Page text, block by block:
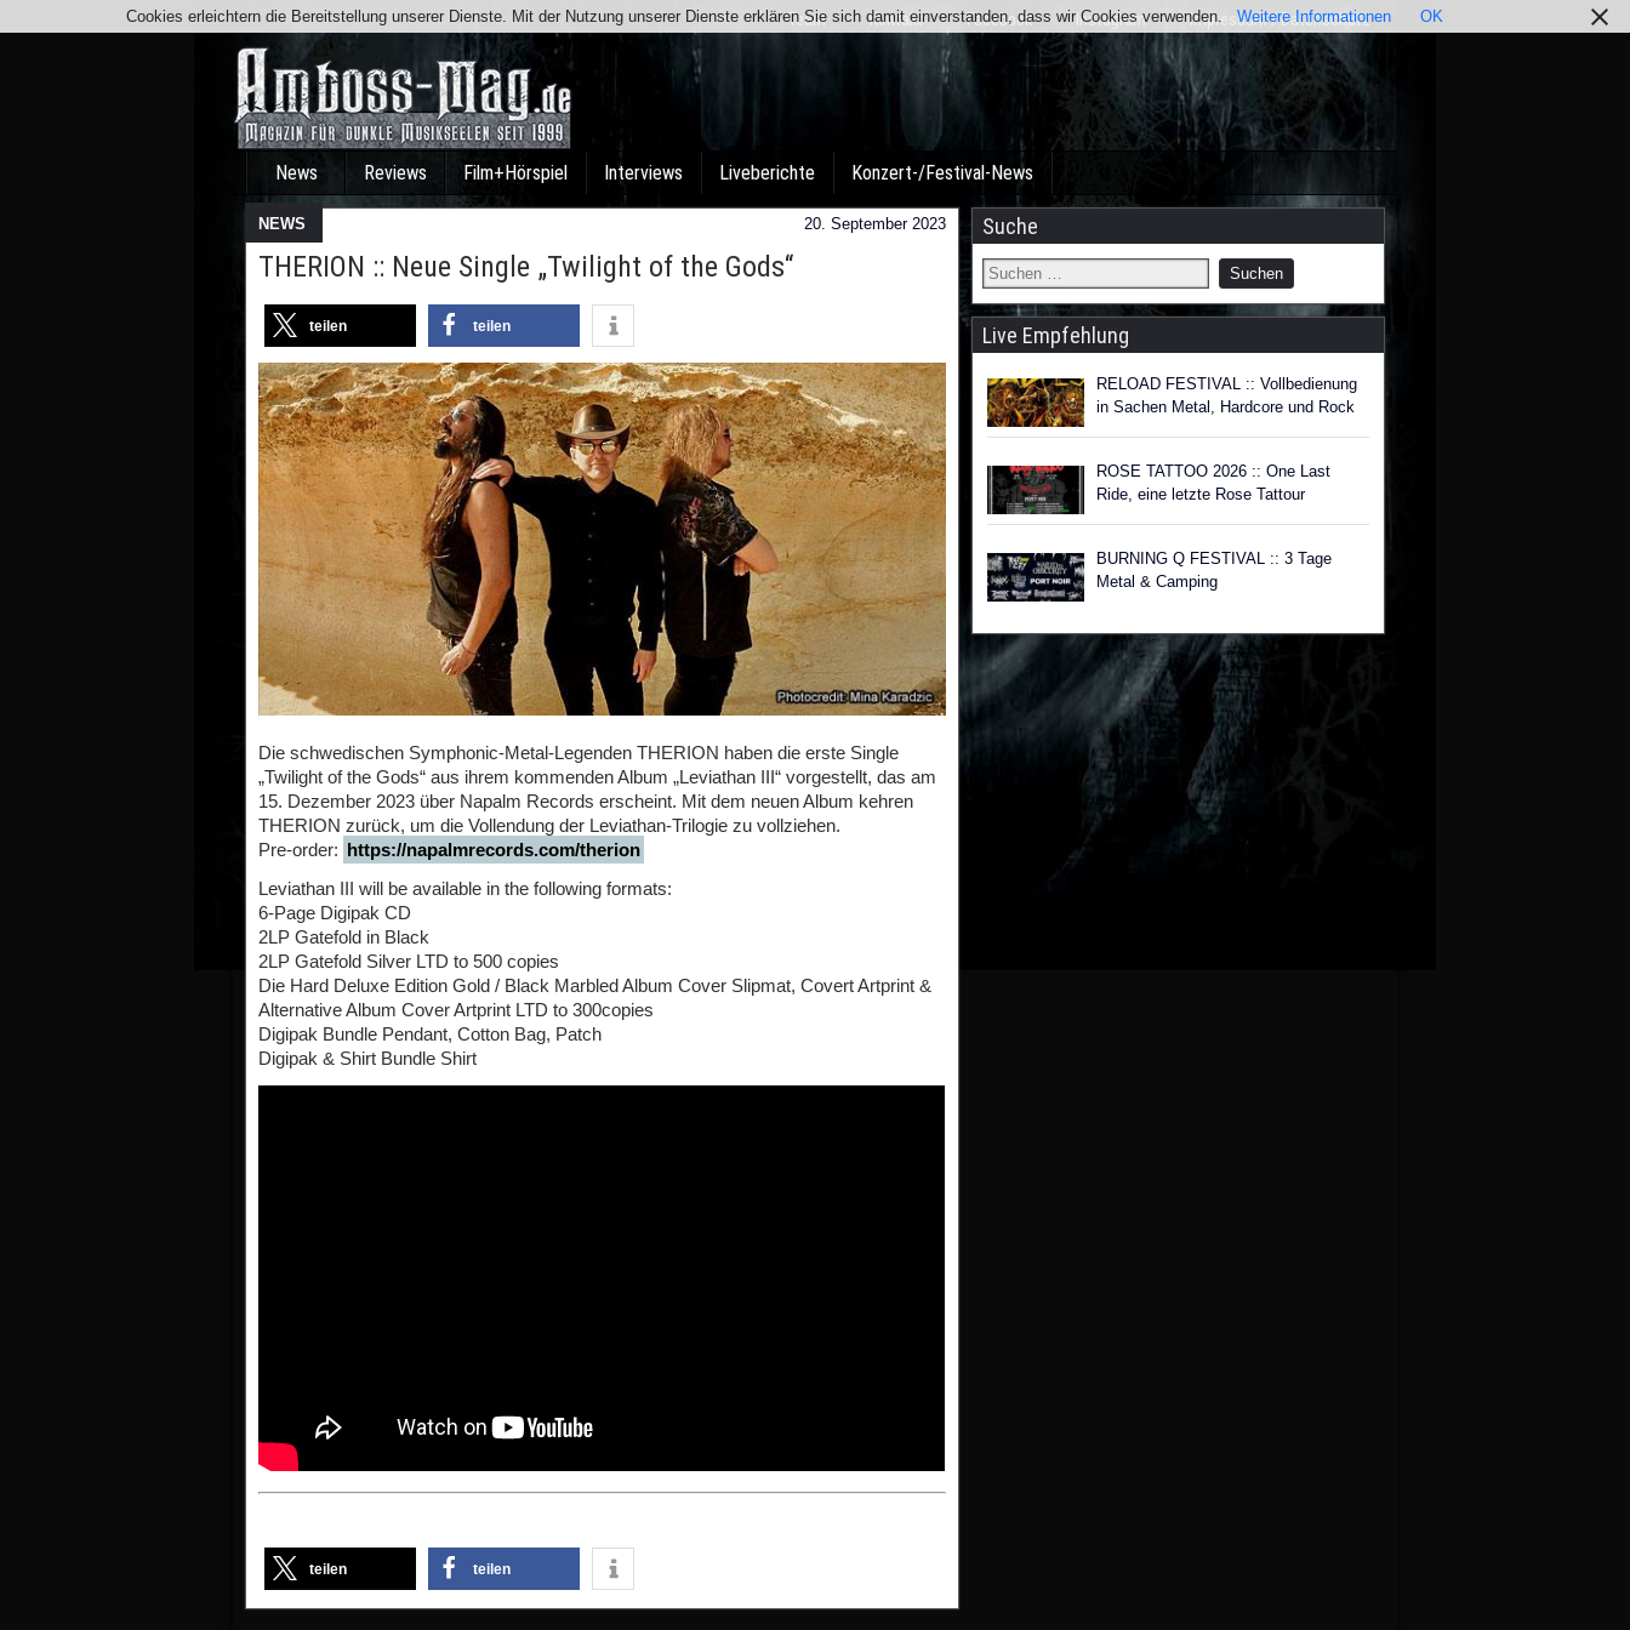
Team Kontakt Facebook Instagram Impressum / Datenschutz
News Reviews Film+Hörspiel Interviews Liveberichte Konzert-/Festival-News
NEWS 20. September 2023
THERION :: Neue Single „Twilight of the Gods“
teilen teilen
Die schwedischen Symphonic-Metal-Legenden THERION haben die erste Single
„Twilight of the Gods“ aus ihrem kommenden Album „Leviathan III“ vorgestellt, das am
15. Dezember 2023 über Napalm Records erscheint. Mit dem neuen Album kehren
THERION zurück, um die Vollendung der Leviathan-Trilogie zu vollziehen.
Pre-order: https://napalmrecords.com/therion
Leviathan III will be available in the following formats:
6-Page Digipak CD
2LP Gatefold in Black
2LP Gatefold Silver LTD to 500 copies
Die Hard Deluxe Edition Gold / Black Marbled Album Cover Slipmat, Covert Artprint &
Alternative Album Cover Artprint LTD to 300copies
Digipak Bundle Pendant, Cotton Bag, Patch
Digipak & Shirt Bundle Shirt
teilen teilen
Suche
Live Empfehlung
RELOAD FESTIVAL :: Vollbedienung
in Sachen Metal, Hardcore und Rock
ROSE TATTOO 2026 :: One Last
Ride, eine letzte Rose Tattour
BURNING Q FESTIVAL :: 3 Tage
Metal & Camping
Cookies erleichtern die Bereitstellung unserer Dienste. Mit der Nutzung unserer Dienste erklären Sie sich damit einverstanden, dass wir Cookies verwenden. Weitere Informationen OK